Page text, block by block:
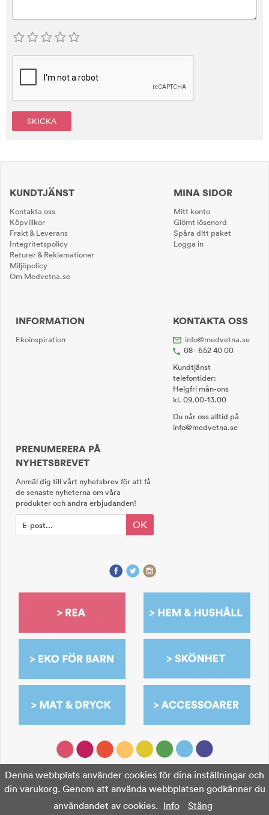
SKICKA
KUNDTJÄNST
Kontakta oss
Köpvillkor
Frakt & Leverans
Integritetspolicy
Returer & Reklamationer
Miljöpolicy
Om Medvetna.se
MINA SIDOR
Mitt konto
Glömt lösenord
Spåra ditt paket
Logga in
INFORMATION
Ekoinspiration
KONTAKTA OSS
info@medvetna.se
08 - 652 40 00
Kundtjänst
telefontider:
Helgfri mån-ons
kl. 09.00-13.00
Du når oss alltid på
info@medvetna.se
PRENUMERERA PÅ
NYHETSBREVET
Anmäl dig till vårt nyhetsbrev för att få
de senaste nyheterna om våra
produkter och andra erbjudanden!
OK
Denna webbplats använder cookies för dina inställningar och
din varukorg. Genom att använda webbplatsen godkänner du
användandet av cookies. Info Stäng